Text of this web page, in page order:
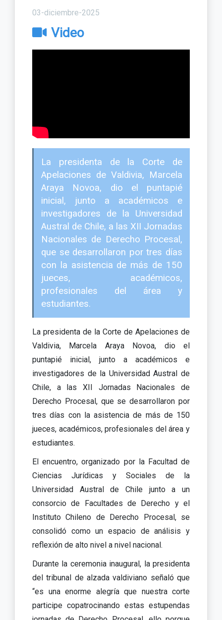
03-diciembre-2025
Video
La presidenta de la Corte de
Apelaciones de Valdivia, Marcela
Araya Novoa, dio el puntapié
inicial, junto a académicos e
investigadores de la Universidad
Austral de Chile, a las XII Jornadas
Nacionales de Derecho Procesal,
que se desarrollaron por tres días
con la asistencia de más de 150
jueces, académicos,
profesionales del área y
estudiantes.
La presidenta de la Corte de Apelaciones de
Valdivia, Marcela Araya Novoa, dio el
puntapié inicial, junto a académicos e
investigadores de la Universidad Austral de
Chile, a las XII Jornadas Nacionales de
Derecho Procesal, que se desarrollaron por
tres días con la asistencia de más de 150
jueces, académicos, profesionales del área y
estudiantes.
El encuentro, organizado por la Facultad de
Ciencias Jurídicas y Sociales de la
Universidad Austral de Chile junto a un
consorcio de Facultades de Derecho y el
Instituto Chileno de Derecho Procesal, se
consolidó como un espacio de análisis y
reflexión de alto nivel a nivel nacional.
Durante la ceremonia inaugural, la presidenta
del tribunal de alzada valdiviano señaló que
“es una enorme alegría que nuestra corte
participe copatrocinando estas estupendas